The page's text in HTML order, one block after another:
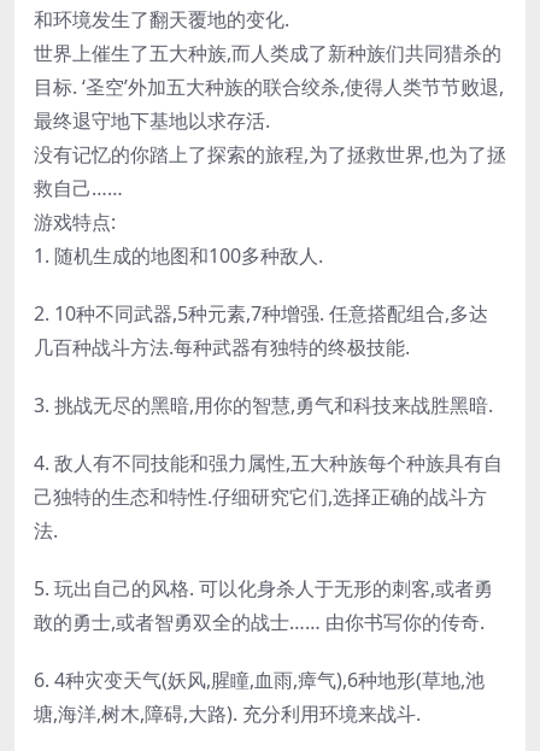
和环境发生了翻天覆地的变化.
世界上催生了五大种族,而人类成了新种族们共同猎杀的
目标. ‘圣空’外加五大种族的联合绞杀,使得人类节节败退,
最终退守地下基地以求存活.
没有记忆的你踏上了探索的旅程,为了拯救世界,也为了拯
救自己……
游戏特点:
1. 随机生成的地图和100多种敌人.
2. 10种不同武器,5种元素,7种增强. 任意搭配组合,多达
几百种战斗方法.每种武器有独特的终极技能.
3. 挑战无尽的黑暗,用你的智慧,勇气和科技来战胜黑暗.
4. 敌人有不同技能和强力属性,五大种族每个种族具有自
己独特的生态和特性.仔细研究它们,选择正确的战斗方
法.
5. 玩出自己的风格. 可以化身杀人于无形的刺客,或者勇
敢的勇士,或者智勇双全的战士…… 由你书写你的传奇.
6. 4种灾变天气(妖风,腥瞳,血雨,瘴气),6种地形(草地,池
塘,海洋,树木,障碍,大路). 充分利用环境来战斗.